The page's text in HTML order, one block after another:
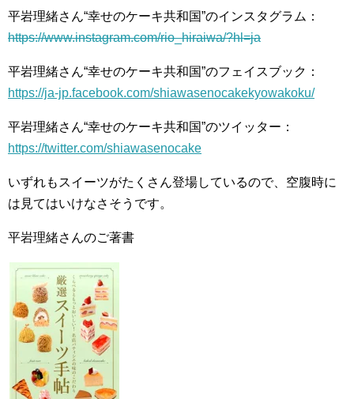
平岩理緒さん“幸せのケーキ共和国”のインスタグラム：
https://www.instagram.com/rio_hiraiwa/?hl=ja
平岩理緒さん“幸せのケーキ共和国”のフェイスブック：
https://ja-jp.facebook.com/shiawasenocakekyowakoku/
平岩理緒さん“幸せのケーキ共和国”のツイッター：
https://twitter.com/shiawasenocake
いずれもスイーツがたくさん登場しているので、空腹時に
は見てはいけなさそうです。
平岩理緒さんのご著書